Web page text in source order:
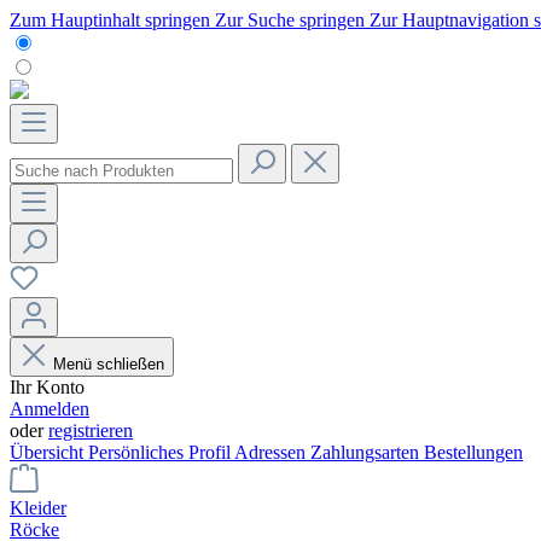
Zum Hauptinhalt springen Zur Suche springen Zur Hauptnavigation
Menü schließen
Ihr Konto
Anmelden
oderregistrieren
Übersicht Persönliches Profil Adressen Zahlungsarten Bestellungen
Kleider
Röcke